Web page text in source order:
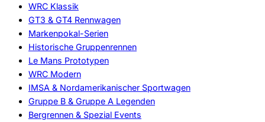
WRC Klassik
GT3 & GT4 Rennwagen
Markenpokal-Serien
Historische Gruppenrennen
Le Mans Prototypen
WRC Modern
IMSA & Nordamerikanischer Sportwagen
Gruppe B & Gruppe A Legenden
Bergrennen & Spezial Events